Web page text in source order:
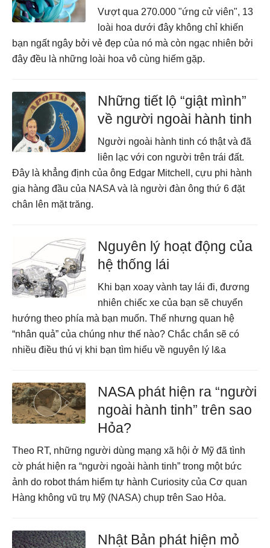
Vượt qua 270.000 "ứng cử viên", 13
loài hoa dưới đây không chỉ khiến
bạn ngất ngây bởi vẻ đẹp của nó mà còn ngạc nhiên bởi
đây đều là những loài hoa vô cùng hiếm gặp.
Những tiết lộ “giật mình”
về người ngoài hành tinh
Người ngoài hành tinh có thật và đã
liên lạc với con người trên trái đất.
Đây là khẳng định của ông Edgar Mitchell, cựu phi hành
gia hàng đầu của NASA và là người đàn ông thứ 6 đặt
chân lên mặt trăng.
Nguyên lý hoạt động của
hệ thống lái
Khi bạn xoay vành tay lái đi, đương
nhiên chiếc xe của bạn sẽ chuyển
hướng theo phía mà bạn muốn. Thế nhưng quan hệ
“nhân quả” của chúng như thế nào? Chắc chắn sẽ có
nhiều điều thú vị khi bạn tìm hiểu về nguyên lý l&a
NASA phát hiện ra “người
ngoài hành tinh” trên sao
Hỏa?
Theo RT, những người dùng mạng xã hội ở Mỹ đã tình
cờ phát hiện ra “người ngoài hành tinh” trong một bức
ảnh do robot thám hiểm tự hành Curiosity của Cơ quan
Hàng không vũ trụ Mỹ (NASA) chụp trên Sao Hỏa.
Nhật Bản phát hiện mỏ